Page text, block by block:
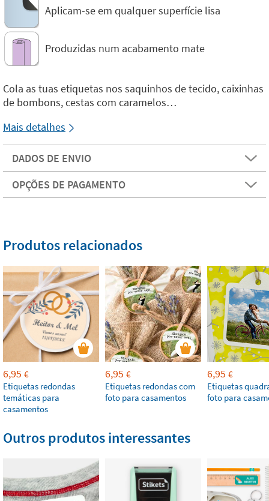
Aplicam-se em qualquer superfície lisa
Produzidas num acabamento mate
Cola as tuas etiquetas nos saquinhos de tecido, caixinhas
de bombons, cestas com caramelos…
Mais detalhes
DADOS DE ENVIO
OPÇÕES DE PAGAMENTO
Produtos relacionados
6,95 €
Etiquetas redondas
temáticas para
casamentos
6,95 €
Etiquetas redondas com
foto para casamentos
6,95 €
Etiquetas
foto para
Outros produtos interessantes